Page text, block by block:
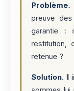
Problème.
preuve
garantie :
restitution,
retenue ?
Solution. Il